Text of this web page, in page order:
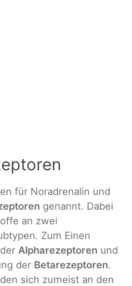
für Noradrenalin und
genannt. Dabei
an zwei
Zum Einen
Alpharezeptoren und
der Betarezeptoren.
sich zumeist an den